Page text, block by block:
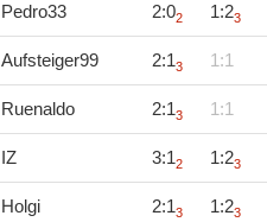
Pedro33 2:02 1:23
Aufsteiger99 2:13 1:1
Ruenaldo 2:13 1:1
IZ 3:12 1:23
Holgi 2:13 1:23